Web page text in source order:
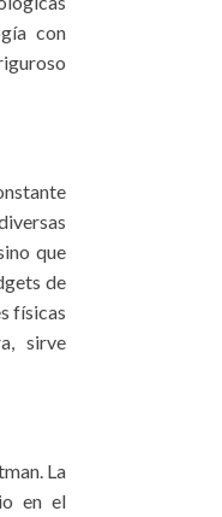
con
que
de
físicas
sirve
La
en el